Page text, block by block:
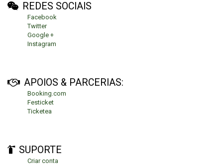
REDES SOCIAIS
Facebook
Twitter
Google +
Instagram
APOIOS & PARCERIAS:
Booking.com
Festicket
Ticketea
SUPORTE
Criar conta